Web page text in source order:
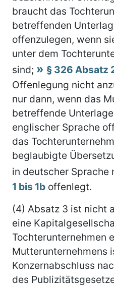
braucht das
betreffenden
offenzulegen, wenn
unter dem
sind;
§ 326 Absatz
Offenlegung nicht
nur dann, wenn das
betreffende
englischer Sprache
das
beglaubigte
in deutscher Sprache
1 bis 1b offenlegt.
(4) Absatz 3 ist nicht
eine
Tochterunternehmen
Mutterunternehmens
Konzernabschluss
des